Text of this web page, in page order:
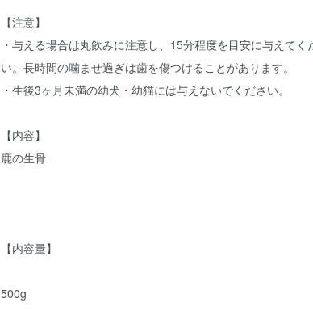
【注意】
・与える場合は丸飲みに注意し、15分程度を目安に与えてく
い。長時間の噛ませ過ぎは歯を傷つけることがあります。
・生後3ヶ月未満の幼犬・幼猫には与えないでください。
【内容】
鹿の生骨
【内容量】
500g